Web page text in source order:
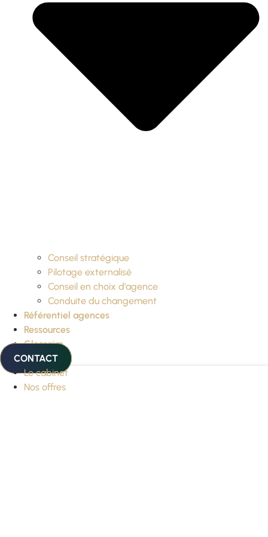
Conseil stratégique
Pilotage externalisé
Conseil en choix d’agence
Conduite du changement
Référentiel agences
Ressources
Glossaire
CONTACT
Le cabinet
Nos offres